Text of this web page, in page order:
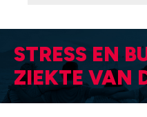
STRESS EN
ZIEKTE VAN